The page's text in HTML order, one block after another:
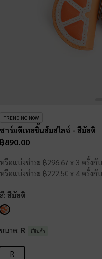
TRENDING NOW
ชาร์มดีเทลชิ้นส้มสไลซ์ - สีมัลติ
฿890.00
หรือแบ่งชำระ ฿296.67 x 3 ครั้งกับ
หรือแบ่งชำระ ฿222.50 x 4 ครั้งกับ
สี: สีมัลติ
ขนาด: R มีสินค้า
R